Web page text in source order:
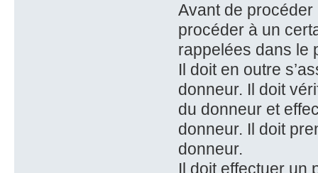
Avant de
procéder à un
rappelées dans le
Il doit en outre
donneur. Il doit
du donneur et
donneur. Il doit
donneur.
Il doit effectuer un